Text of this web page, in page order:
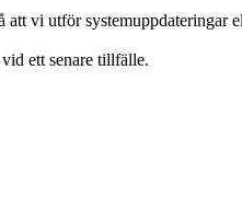
att vi utför systemuppdateringar
ett senare tillfälle.